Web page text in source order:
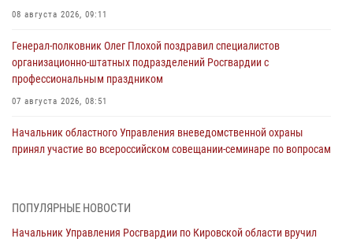
08 августа 2026, 09:11
Генерал-полковник Олег Плохой поздравил специалистов
организационно-штатных подразделений Росгвардии с
профессиональным праздником
07 августа 2026, 08:51
Начальник областного Управления вневедомственной охраны
принял участие во всероссийском совещании-семинаре по вопросам
инструмента
ПОПУЛЯРНЫЕ НОВОСТИ
Начальник Управления Росгвардии по Кировской области вручил